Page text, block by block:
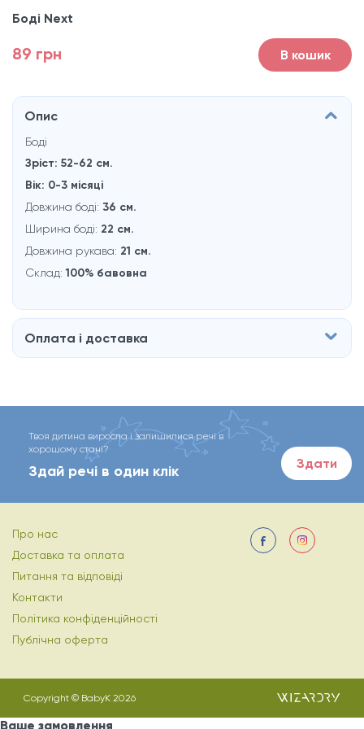
Боді Next
89 грн В кошик
Опис
Боді
Зріст: 52-62 см.
Вік: 0-3 місяці
Довжина боді: 36 см.
Ширина боді: 22 см.
Довжина рукава: 21 см.
Склад:100% бавовна
Оплата і доставка
Твоя дитина виросла і залишилися речі в
хорошому стані?
Здай речі в один клік Здати
Про нас
Доставка та оплата
Питання та відповіді
Контакти
Політика конфіденційності
Публічна оферта
Copyright © BabyK 2026
Ваше замовлення